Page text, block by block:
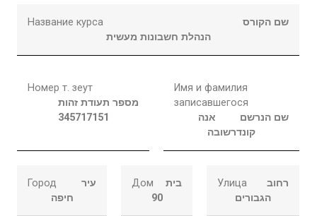
Название курса
שם הקורס
הנהלת חשבונות מעשית
Номер т. зеут
מספר תעודת זהות
345717151
Имя и фамилия
записавшегося
שם הנרשם
אנה
קונדרשובה
Город
עיר
חיפה
Дом
בית
90
Улица
רחוב
הגבורים